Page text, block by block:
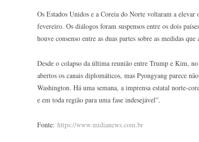
Os Estados Unidos e a Coreia do Norte voltaram a
fevereiro. Os diálogos foram suspensos entre os dois
houve consenso entre as duas partes sobre as medidas
Desde o colapso da última reunião entre Trump e Kim,
abertos os canais diplomáticos, mas Pyongyang parece
Washington. Há uma semana, a imprensa estatal norte-
e em toda região para uma fase indesejável”.
Fonte: https://www.midianews.com.br